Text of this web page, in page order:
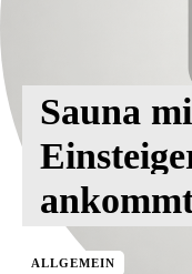
Sauna
ALLGEMEIN